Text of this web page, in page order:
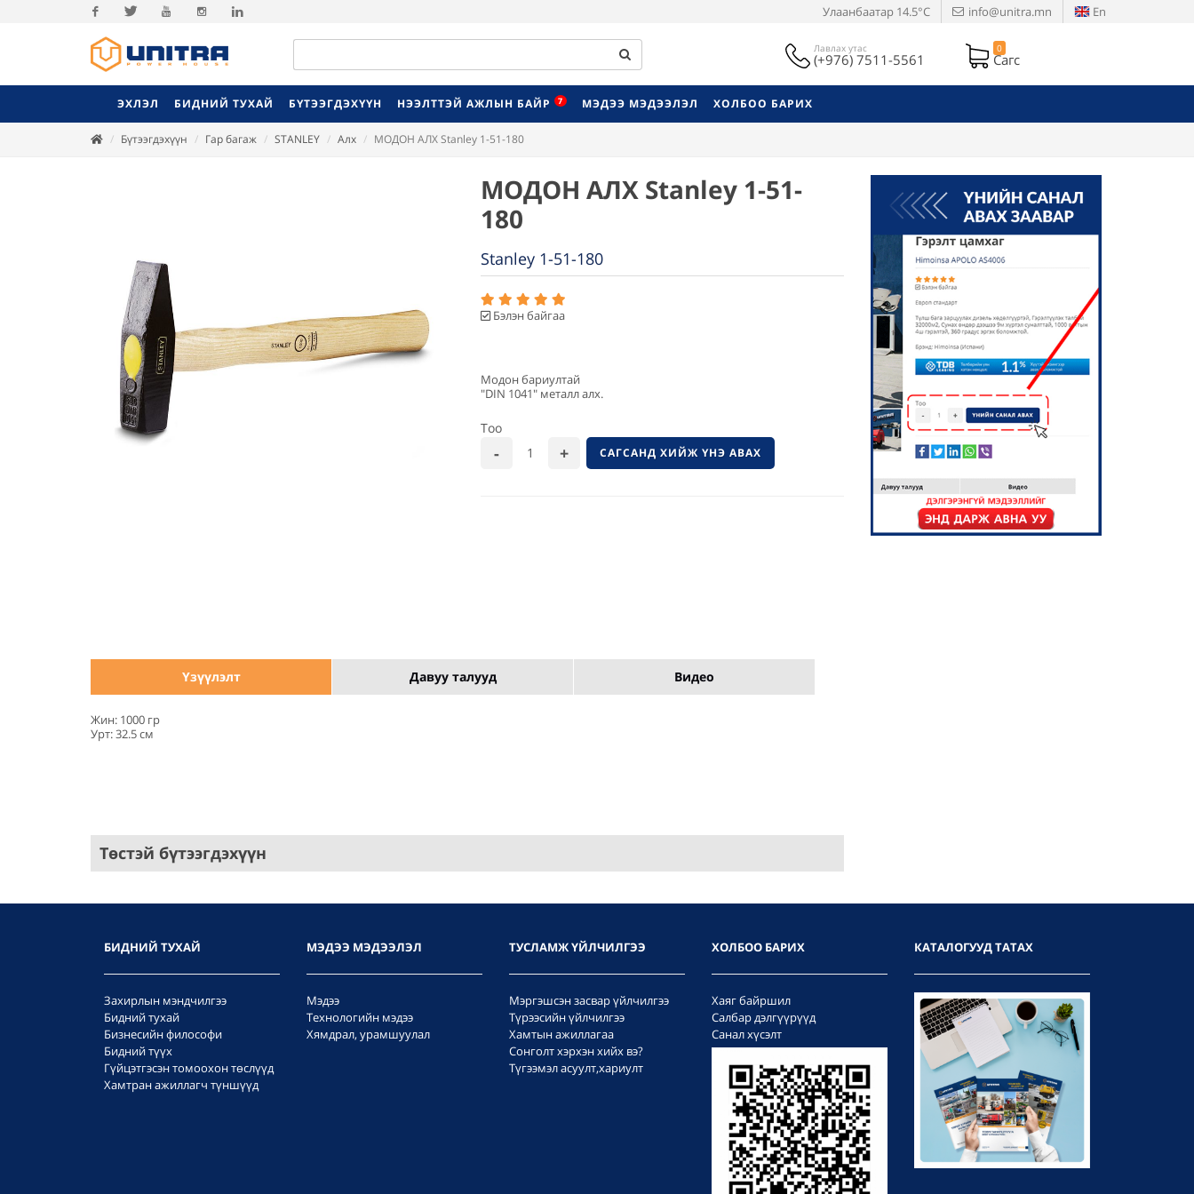
Facebook
Улаанбаатар 14.5°C info@unitra.mn En
Лавлах утас
(+976) 7511-5561
0
Сагс
ЭХЛЭЛ БИДНИЙ ТУХАЙ БҮТЭЭГДЭХҮҮН НЭЭЛТТЭЙ АЖЛЫН БАЙР 7 МЭДЭЭ МЭДЭЭЛЭЛ ХОЛБОО БАРИХ
Бүтээгдэхүүн Гар багаж STANLEY Алх МОДОН АЛХ Stanley 1-51-180
МОДОН АЛХ Stanley 1-51-
180
Stanley 1-51-180
Бэлэн байгаа
Модон бариултай
"DIN 1041" металл алх.
Тоо
САГСАНД ХИЙЖ ҮНЭ АВАХ
Үзүүлэлт Давуу талууд Видео
Жин: 1000 гр
Урт: 32.5 см
Төстэй бүтээгдэхүүн
БИДНИЙ ТУХАЙ
Захирлын мэндчилгээ
Бидний тухай
Бизнесийн философи
Бидний түүх
Гүйцэтгэсэн томоохон төслүүд
Хамтран ажиллагч түншүүд
МЭДЭЭ МЭДЭЭЛЭЛ
Мэдээ
Технологийн мэдээ
Хямдрал, урамшуулал
ТУСЛАМЖ ҮЙЛЧИЛГЭЭ
Мэргэшсэн засвар үйлчилгээ
Түрээсийн үйлчилгээ
Хамтын ажиллагаа
Сонголт хэрхэн хийх вэ?
Түгээмэл асуулт,хариулт
ХОЛБОО БАРИХ
Хаяг байршил
Салбар дэлгүүрүүд
Санал хүсэлт
КАТАЛОГУУД ТАТАХ